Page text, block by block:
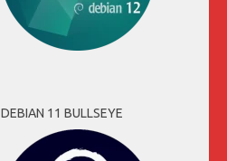
DEBIAN 11 BULLSEYE